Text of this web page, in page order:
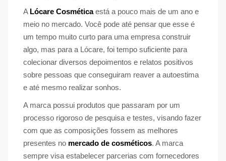
A Lócare Cosméticaestá a pouco mais de um ano e
meio no mercado. Você pode até pensar que esse é
um tempo muito curto para uma empresa construir
algo, mas para a Lócare, foi tempo suficiente para
colecionar diversos depoimentos e relatos positivos
sobre pessoas que conseguiram reaver a autoestima
e até mesmo realizar sonhos.
A marca possui produtos que passaram por um
processo rigoroso de pesquisa e testes, visando fazer
com que as composições fossem as melhores
presentes no mercado de cosméticos. A marca
sempre visa estabelecer parcerias com fornecedores